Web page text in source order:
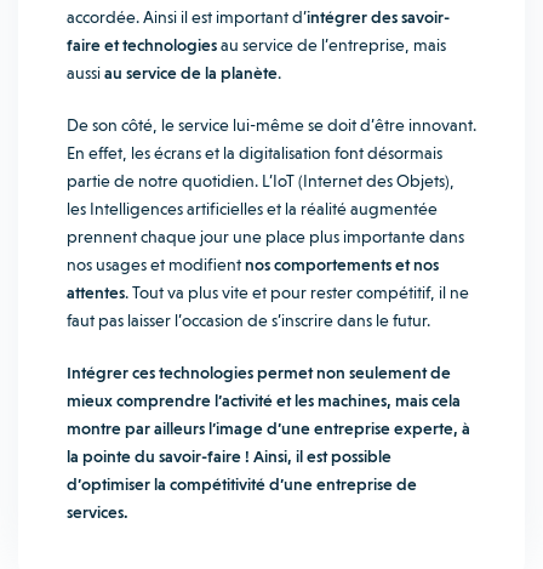
accordée. Ainsi il est important d’intégrer des savoir-
faire et technologiesau service de l’entreprise, mais
aussiau service de la planète.
De son côté, le service lui-même se doit d’être innovant.
En effet, les écrans et la digitalisation font désormais
partie de notre quotidien. L’IoT (Internet des Objets),
les Intelligences artificielles et la réalité augmentée
prennent chaque jour une place plus importante dans
nos usages et modifientnos comportements et nos
attentes. Tout va plus vite et pour rester compétitif, il ne
faut pas laisser l’occasion de s’inscrire dans le futur.
Intégrer ces technologies permet non seulement de
mieux comprendre l’activité et les machines, mais cela
montre par ailleurs l’image d’une entreprise experte, à
la pointe du savoir-faire ! Ainsi, il est possible
d’optimiser la compétitivité d’une entreprise de
services.